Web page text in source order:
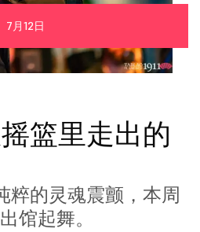
7月12日
篮里走出的
粹的灵魂震颤，本周
馆起舞。